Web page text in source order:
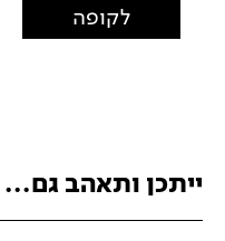
לקופה
ייתכן ותאהב גם...